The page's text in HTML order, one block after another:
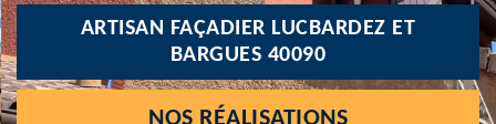
ARTISAN FAÇADIER LUCBARDEZ ET
BARGUES 40090
NOS RÉALISATIONS